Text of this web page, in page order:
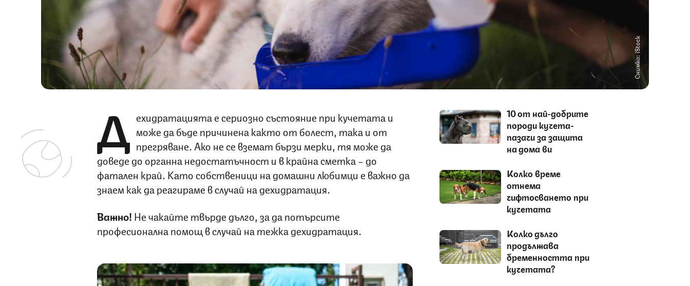
Снимка: iStock
Д ехидратацията е сериозно състояние при кучетата и
може да бъде причинена както от болест, така и от
прегряване. Ако не се вземат бързи мерки, тя може да
доведе до органна недостатъчност и в крайна сметка – до
фатален край. Като собственици на домашни любимци е важно да
знаем как да реагираме в случай на дехидратация.
Важно! Не чакайте твърде дълго, за да потърсите
професионална помощ в случай на тежка дехидратация.
10 от най-добрите
породи кучета-
пазачи за защита
на дома ви
Колко време
отнема
чифтосването при
кучетата
Колко дълго
продължава
бременността при
кучетата?